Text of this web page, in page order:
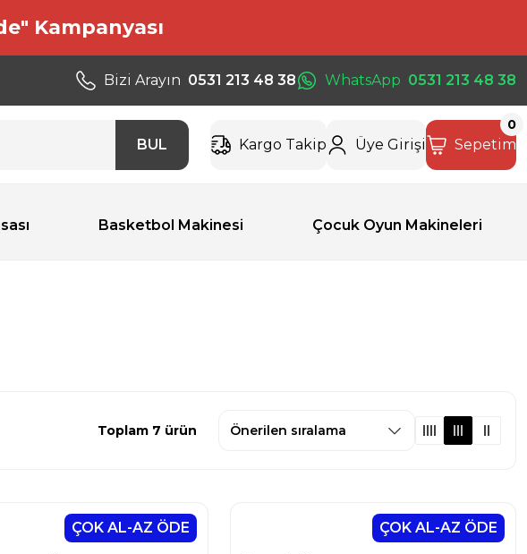
Kampanyası
Bizi Arayın 0531 213 48 38 WhatsApp 0531 213 48 38
BUL Kargo Takip Üye Girişi Sepetim
0
Basketbol Makinesi Çocuk Oyun Makineleri
Toplam 7 ürün
ÇOK AL-AZ ÖDE ÇOK AL-AZ ÖDE